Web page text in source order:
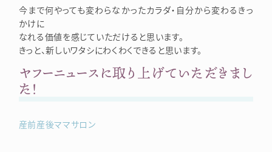
今まで何やっても変わらなかったカラダ・自分から変わるきっ
かけに
なれる価値を感じていただけると思います。
きっと、新しいワタシにわくわくできると思います。
ヤフーニュースに取り上げていただきまし
た！
産前産後ママサロン